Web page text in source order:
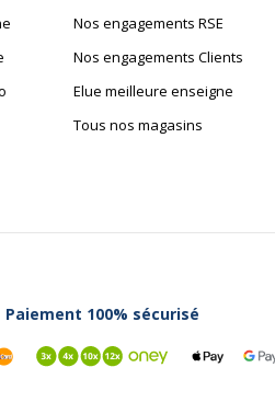
Nos engagements RSE
Nos engagements Clients
Elue meilleure enseigne
Tous nos magasins
Paiement 100% sécurisé